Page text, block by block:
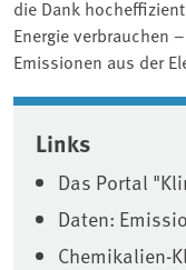
die Dank
Energie verbrauchen
Emissionen aus der
Associated
Links
Das Portal
Daten:
Chemikalien-